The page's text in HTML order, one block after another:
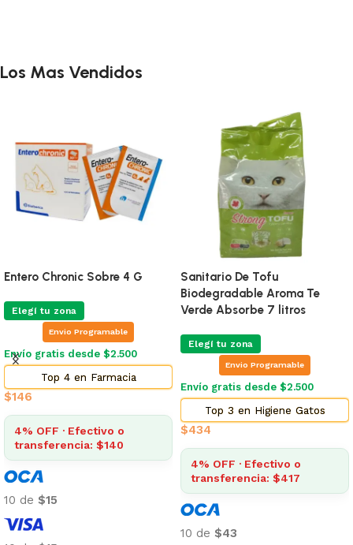
Los Mas Vendidos
Entero Chronic Sobre 4 G
Elegí tu zona
Envio Programable
Envío gratis desde $2.500
Top 4 en Farmacia
$146
4% OFF · Efectivo o
transferencia: $140
10 de $15
Sanitario De Tofu
Biodegradable Aroma Te
Verde Absorbe 7 litros
Elegí tu zona
Envio Programable
Envío gratis desde $2.500
Top 3 en Higiene Gatos
$434
4% OFF · Efectivo o
transferencia: $417
10 de $43